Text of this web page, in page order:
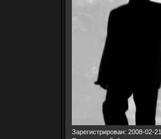
Зарегистрирован: 2008-02-21